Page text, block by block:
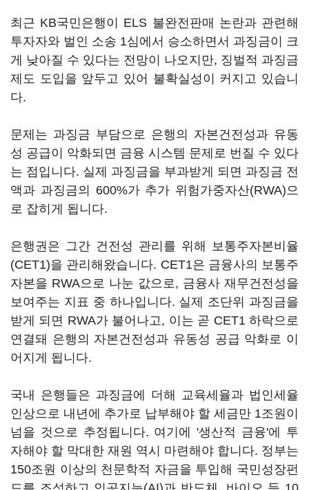
최근 KB국민은행이 ELS 불완전판매 논란과 관련해
투자자와 벌인 소송 1심에서 승소하면서 과징금이 크
게 낮아질 수 있다는 전망이 나오지만, 징벌적 과징금
제도 도입을 앞두고 있어 불확실성이 커지고 있습니
다.
문제는 과징금 부담으로 은행의 자본건전성과 유동
성 공급이 악화되면 금융 시스템 문제로 번질 수 있다
는 점입니다. 실제 과징금을 부과받게 되면 과징금 전
액과 과징금의 600%가 추가 위험가중자산(RWA)으
로 잡히게 됩니다.
은행권은 그간 건전성 관리를 위해 보통주자본비율
(CET1)을 관리해왔습니다. CET1은 금융사의 보통주
자본을 RWA으로 나눈 값으로, 금융사 재무건전성을
보여주는 지표 중 하나입니다. 실제 조단위 과징금을
받게 되면 RWA가 불어나고, 이는 곧 CET1 하락으로
연결돼 은행의 자본건전성과 유동성 공급 악화로 이
어지게 됩니다.
국내 은행들은 과징금에 더해 교육세율과 법인세율
인상으로 내년에 추가로 납부해야 할 세금만 1조원이
넘을 것으로 추정됩니다. 여기에 '생산적 금융'에 투
자해야 할 막대한 재원 역시 마련해야 합니다. 정부는
150조원 이상의 천문학적 자금을 투입해 국민성장펀